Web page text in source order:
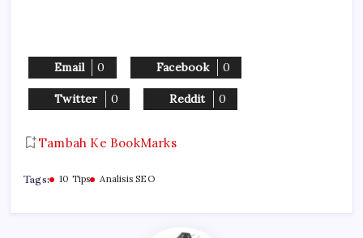
Email 0 Facebook 0
Twitter 0 Reddit 0
Tambah Ke BookMarks
Tags: 10 Tips Analisis SEO